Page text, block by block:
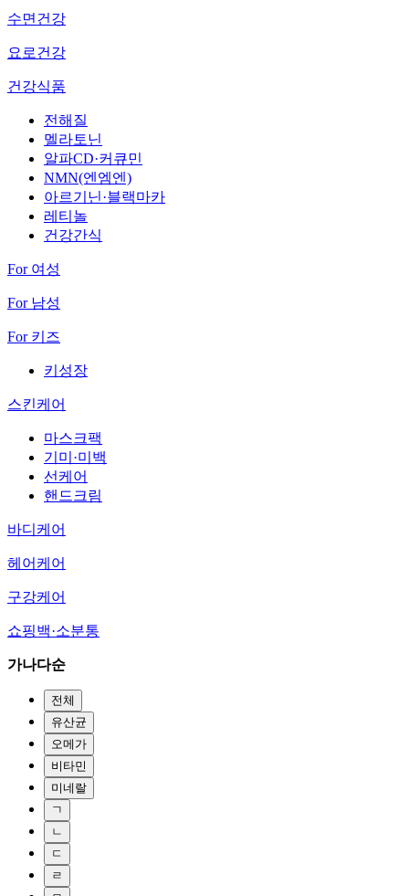
수면건강
요로건강
건강식품
전해질
멜라토닌
알파CD·커큐민
NMN(엔엠엔)
아르기닌·블랙마카
레티놀
건강간식
For 여성
For 남성
For 키즈
키성장
스킨케어
마스크팩
기미·미백
선케어
핸드크림
바디케어
헤어케어
구강케어
쇼핑백·소분통
가나다순
전체
유산균
오메가
비타민
미네랄
ㄱ
ㄴ
ㄷ
ㄹ